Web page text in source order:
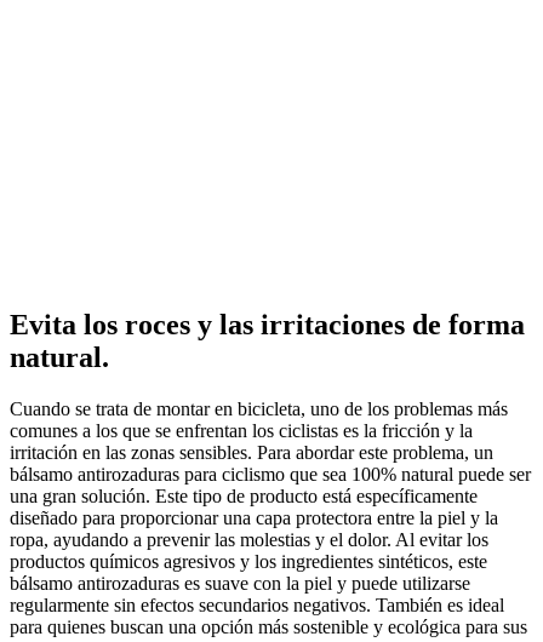
Evita los roces y las irritaciones de forma
natural.
Cuando se trata de montar en bicicleta, uno de los problemas más
comunes a los que se enfrentan los ciclistas es la fricción y la
irritación en las zonas sensibles. Para abordar este problema, un
bálsamo antirozaduras para ciclismo que sea 100% natural puede ser
una gran solución. Este tipo de producto está específicamente
diseñado para proporcionar una capa protectora entre la piel y la
ropa, ayudando a prevenir las molestias y el dolor. Al evitar los
productos químicos agresivos y los ingredientes sintéticos, este
bálsamo antirozaduras es suave con la piel y puede utilizarse
regularmente sin efectos secundarios negativos. También es ideal
para quienes buscan una opción más sostenible y ecológica para sus